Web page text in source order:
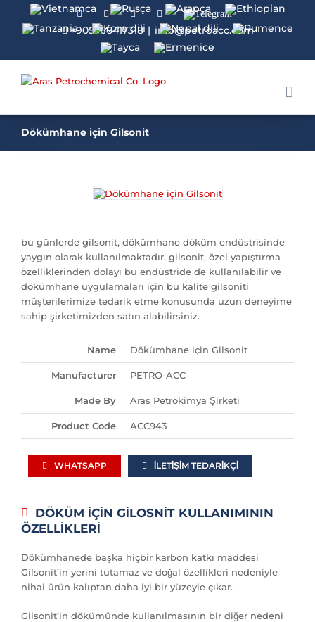
FacebookTwitterInstagramLinkedinTelegram
+905366417318 | info@petroacc.com
Dökümhane için Gilsonit
bu günlerde gilsonit, dökümhane döküm endüstrisinde
yaygın olarak kullanılmaktadır. gilsonit, özel yapıştırma
özelliklerinden dolayı bu endüstride de kullanılabilir ve
dökümhane uygulamaları için bu kalite gilsoniti
müşterilerimize tedarik etme konusunda uzun deneyime
sahip şirketimizden satın alabilirsiniz.
Name Dökümhane için Gilsonit
Manufacturer PETRO-ACC
Made By Aras Petrokimya Şirketi
Product Code ACC943
WHATSAPP İLETIŞIM TEDARIKÇI
DÖKÜM İÇİN GİLOSNİT KULLANIMININ
ÖZELLİKLERİ
Dökümhanede başka hiçbir karbon katkı maddesi
Gilsonit’in yerini tutamaz ve doğal özellikleri nedeniyle
nihai ürün kalıptan daha iyi bir yüzeyle çıkar.
Gilsonit’in dökümünde kullanılmasının bir diğer nedeni